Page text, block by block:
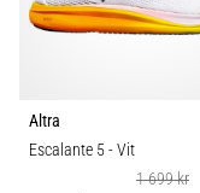
Altra
Escalante 5- Vit
1 699 kr